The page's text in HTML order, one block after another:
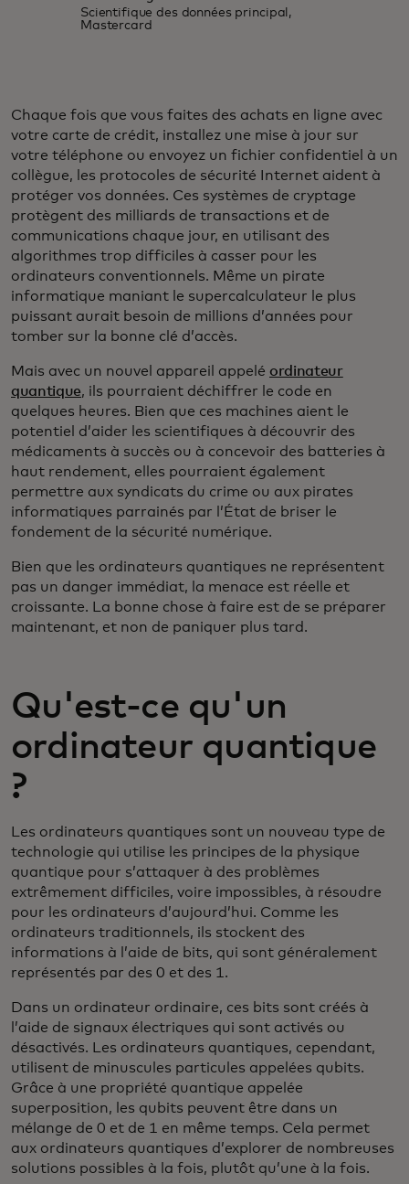
Scientifique des données principal,
Mastercard
Chaque fois que vous faites des achats en ligne avec
votre carte de crédit, installez une mise à jour sur
votre téléphone ou envoyez un fichier confidentiel à un
collègue, les protocoles de sécurité Internet aident à
protéger vos données. Ces systèmes de cryptage
protègent des milliards de transactions et de
communications chaque jour, en utilisant des
algorithmes trop difficiles à casser pour les
ordinateurs conventionnels. Même un pirate
informatique maniant le supercalculateur le plus
puissant aurait besoin de millions d’années pour
tomber sur la bonne clé d’accès.
Mais avec un nouvel appareil appelé ordinateur
quantique, ils pourraient déchiffrer le code en
quelques heures. Bien que ces machines aient le
potentiel d’aider les scientifiques à découvrir des
médicaments à succès ou à concevoir des batteries à
haut rendement, elles pourraient également
permettre aux syndicats du crime ou aux pirates
informatiques parrainés par l’État de briser le
fondement de la sécurité numérique.
Bien que les ordinateurs quantiques ne représentent
pas un danger immédiat, la menace est réelle et
croissante. La bonne chose à faire est de se préparer
maintenant, et non de paniquer plus tard.
Qu'est-ce qu'un
ordinateur quantique
?
Les ordinateurs quantiques sont un nouveau type de
technologie qui utilise les principes de la physique
quantique pour s’attaquer à des problèmes
extrêmement difficiles, voire impossibles, à résoudre
pour les ordinateurs d’aujourd’hui. Comme les
ordinateurs traditionnels, ils stockent des
informations à l’aide de bits, qui sont généralement
représentés par des 0 et des 1.
Dans un ordinateur ordinaire, ces bits sont créés à
l’aide de signaux électriques qui sont activés ou
désactivés. Les ordinateurs quantiques, cependant,
utilisent de minuscules particules appelées qubits.
Grâce à une propriété quantique appelée
superposition, les qubits peuvent être dans un
mélange de 0 et de 1 en même temps. Cela permet
aux ordinateurs quantiques d’explorer de nombreuses
solutions possibles à la fois, plutôt qu’une à la fois.